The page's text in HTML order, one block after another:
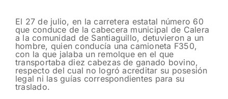
El 27 de julio, en la carretera estatal número 60
que conduce de la cabecera municipal de Calera
a la comunidad de Santiaguillo, detuvieron a un
hombre, quien conducía una camioneta F350,
con la que jalaba un remolque en el que
transportaba diez cabezas de ganado bovino,
respecto del cual no logró acreditar su posesión
legal ni las guías correspondientes para su
traslado.